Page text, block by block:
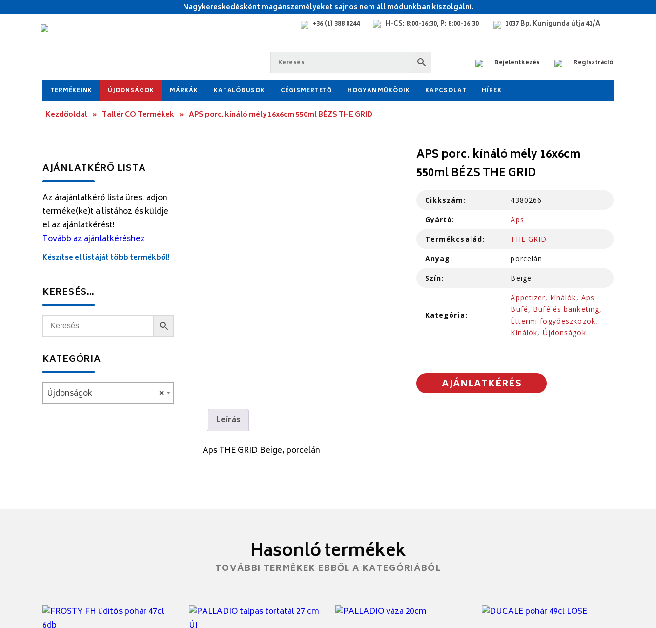
Nagykereskedésként magánszemélyeket sajnos nem áll módunkban kiszolgálni.
+36 (1) 388 0244 H-CS: 8:00-16:30, P: 8:00-16:30 1037 Bp. Kunigunda útja 41/A
Bejelentkezés Regisztráció
TERMÉKEINK ÚJDONSÁGOK MÁRKÁK KATALÓGUSOK CÉGISMERTETŐ HOGYAN MŰKÖDIK KAPCSOLAT HÍREK
Kezdőoldal » Tallér CO Termékek » APS porc. kínáló mély 16x6cm 550ml BÉZS THE GRID
APS porc. kínáló mély 16x6cm
550ml BÉZS THE GRID
Cikkszám: 4380266
Gyártó: Aps
Termékcsalád: THE GRID
Anyag: porcelán
Szín: Beige
Kategória:
Appetizer, kínálók, Aps
Büfé, Büfé és banketing,
Éttermi fogyóeszközök,
Kínálók, Újdonságok
AJÁNLATKÉRÉS
Leírás
Aps THE GRID Beige, porcelán
AJÁNLATKÉRŐ LISTA
Az árajánlatkérő lista üres, adjon
terméke(ke)t a listához és küldje
el az ajánlatkérést!
Tovább az ajánlatkéréshez
Készítse el listáját több termékből!
KERESÉS…
KATEGÓRIA
×
Újdonságok
Hasonló termékek
TOVÁBBI TERMÉKEK EBBŐL A KATEGÓRIÁBÓL